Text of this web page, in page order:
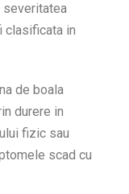
severitatea
clasificata in
de boala
durere in
fizic sau
scad cu